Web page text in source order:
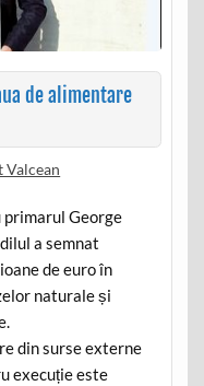
de alimentare
Valcean
George
a semnat
de euro în
naturale și
din surse externe
execuție este